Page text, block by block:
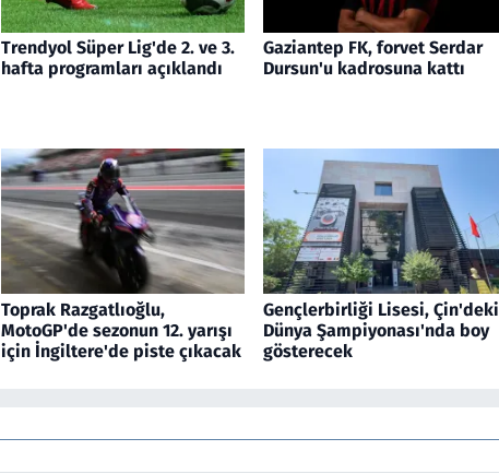
Trendyol Süper Lig'de 2. ve 3.
hafta programları açıklandı
Gaziantep FK, forvet Serdar
Dursun'u kadrosuna kattı
Toprak Razgatlıoğlu,
MotoGP'de sezonun 12. yarışı
için İngiltere'de piste çıkacak
Gençlerbirliği Lisesi, Çin'deki
Dünya Şampiyonası'nda boy
gösterecek